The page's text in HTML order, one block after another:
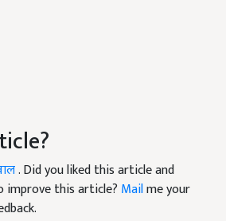
. Did you liked this article and
improve this article? Mailme your